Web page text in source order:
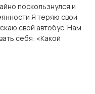
поскользнулся и
Я теряю свои
свой автобус. Нам
себя: «Какой